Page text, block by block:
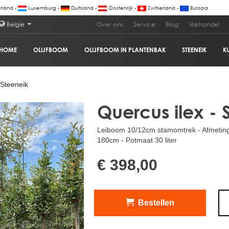
- Luxemburg - Duitsland - Oostenrijk - Zwitserland - Europa
België Over ons Service Blog Vakhandel
HOME OLIJFBOOM OLIJFBOOM IN PLANTENBAK STEENEIK €
Quercus ilex -
Leiboom 10/12cm stamomtrek -
180cm - Potmaat 30 liter
€ 398,00
Bestellen